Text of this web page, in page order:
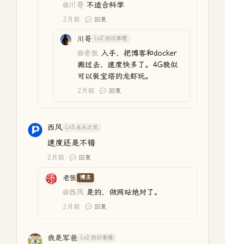
@川哥 不适合科学
2月前 回复
川哥 Lv2.初识寒暄
@老张 入手，把博客和docker
搬过去，速度快多了。4G貌似
可以装宝塔的龙虾玩。
2月前 回复
西风 Lv3.点头之交
速度还是不错
2月前 回复
老张 博主
@西风 是的，做网站绝对了。
2月前 回复
我是军爸 Lv2.初识寒暄